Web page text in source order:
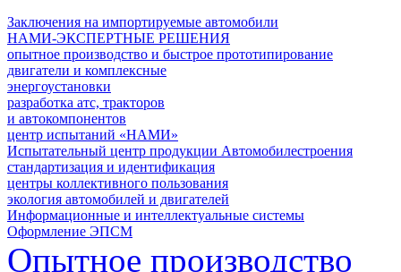
Заключения на импортируемые автомобили
НАМИ-ЭКСПЕРТНЫЕ РЕШЕНИЯ
опытное производство и быстрое прототипирование
двигатели и комплексные
энергоустановки
разработка атс, тракторов
и автокомпонентов
центр испытаний «НАМИ»
Испытательный центр продукции Автомобилестроения
стандартизация и идентификация
центры коллективного пользования
экология автомобилей и двигателей
Информационные и интеллектуальные системы
Оформление ЭПСМ
Опытное производство